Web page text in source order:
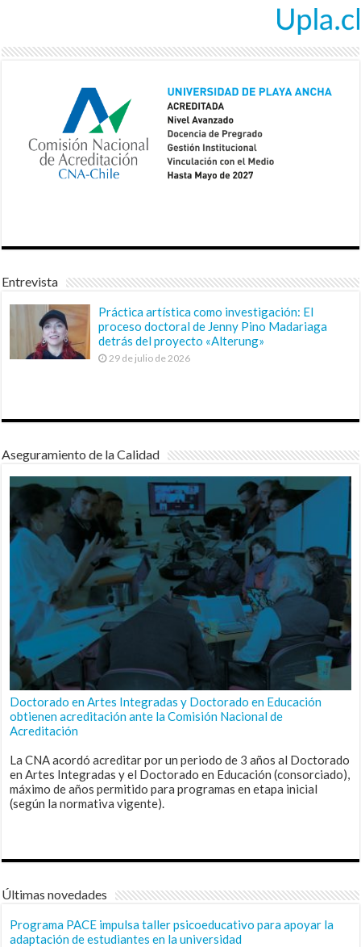
Entrevista
Práctica artística como investigación: El
proceso doctoral de Jenny Pino Madariaga
detrás del proyecto «Alterung»
29 de julio de 2026
Aseguramiento de la Calidad
Doctorado en Artes Integradas y Doctorado en Educación
obtienen acreditación ante la Comisión Nacional de
Acreditación
La CNA acordó acreditar por un periodo de 3 años al Doctorado
en Artes Integradas y el Doctorado en Educación (consorciado),
máximo de años permitido para programas en etapa inicial
(según la normativa vigente).
Últimas novedades
Programa PACE impulsa taller psicoeducativo para apoyar la
adaptación de estudiantes en la universidad